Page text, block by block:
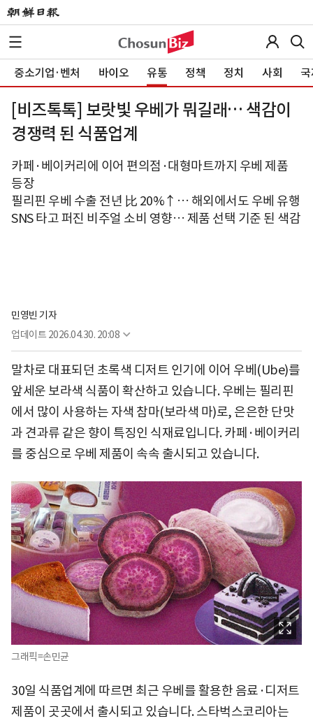
중소기업·벤처 바이오 유통 정책 정치 사회
[비즈톡톡] 보랏빛 우베가 뭐길래… 색감이
경쟁력 된 식품업계
카페·베이커리에 이어 편의점·대형마트까지 우베 제품
등장
필리핀 우베 수출 전년 比 20%↑… 해외에서도 우베 유행
SNS 타고 퍼진 비주얼 소비 영향… 제품 선택 기준 된 색감
민영빈 기자
업데이트 2026.04.30. 20:08
말차로 대표되던 초록색 디저트 인기에 이어 우베(Ube)를
앞세운 보라색 식품이 확산하고 있습니다. 우베는 필리핀
에서 많이 사용하는 자색 참마(보라색 마)로, 은은한 단맛
과 견과류 같은 향이 특징인 식재료입니다. 카페·베이커리
를 중심으로 우베 제품이 속속 출시되고 있습니다.
그래픽=손민균
30일 식품업계에 따르면 최근 우베를 활용한 음료·디저트
제품이 곳곳에서 출시되고 있습니다. 스타벅스코리아는